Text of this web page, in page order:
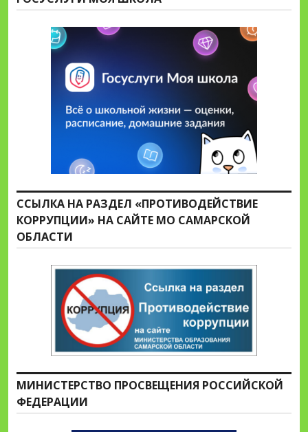
ССЫЛКА НА РАЗДЕЛ «ПРОТИВОДЕЙСТВИЕ
КОРРУПЦИИ» НА САЙТЕ МО САМАРСКОЙ
ОБЛАСТИ
МИНИСТЕРСТВО ПРОСВЕЩЕНИЯ РОССИЙСКОЙ
ФЕДЕРАЦИИ